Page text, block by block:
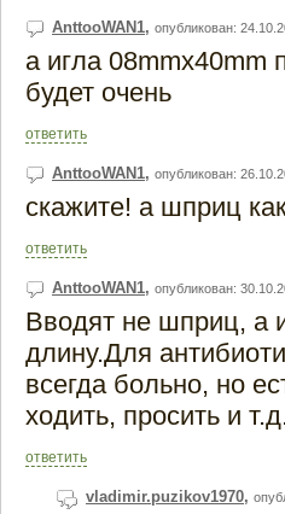
AnttooWAN1, опубликован:
а игла 08mmx40mm
будет очень
ответить
AnttooWAN1, опубликован:
скажите! а шприц
ответить
AnttooWAN1, опубликован:
Вводят не шприц, а
длину.Для
всегда больно, но
ходить, просить и
ответить
vladimir.puzikov1970,